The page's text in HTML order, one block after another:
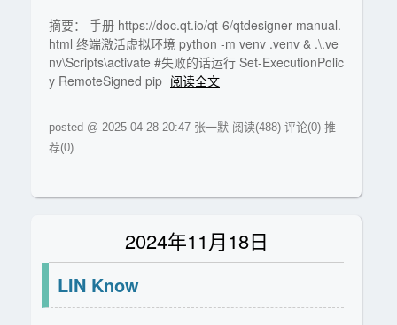
摘要： 手册 https://doc.qt.io/qt-6/qtdesigner-manual.
html 终端激活虚拟环境 python -m venv .venv & .\.ve
nv\Scripts\activate #失败的话运行 Set-ExecutionPolic
y RemoteSigned pip 阅读全文
posted @ 2025-04-28 20:47 张一默 阅读(488) 评论(0) 推
荐(0)
2024年11月18日
LIN Know